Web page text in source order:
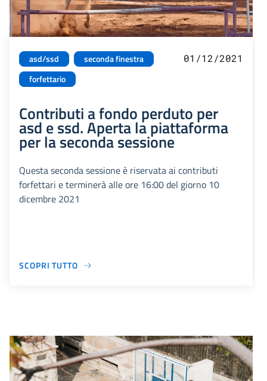
asd/ssd
seconda finestra
forfettario
01/12/2021
Contributi a fondo perduto per
asd e ssd. Aperta la piattaforma
per la seconda sessione
Questa seconda sessione è riservata ai contributi
forfettari e terminerà alle ore 16:00 del giorno 10
dicembre 2021
SCOPRI TUTTO